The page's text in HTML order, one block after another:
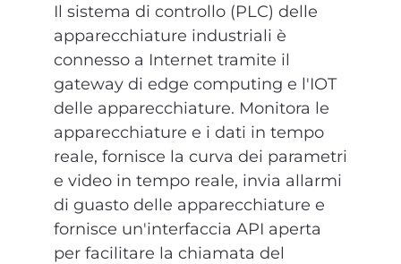
Il sistema di controllo (PLC) delle
apparecchiature industriali è
connesso a Internet tramite il
gateway di edge computing e l'IOT
delle apparecchiature. Monitora le
apparecchiature e i dati in tempo
reale, fornisce la curva dei parametri
e video in tempo reale, invia allarmi
di guasto delle apparecchiature e
fornisce un'interfaccia API aperta
per facilitare la chiamata del